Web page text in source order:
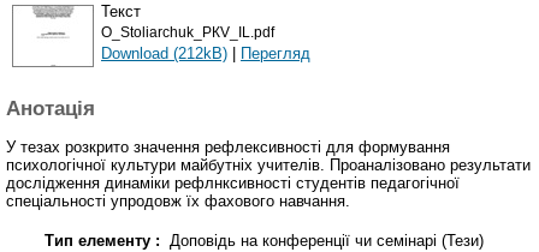
Текст
O_Stoliarchuk_PКV_IL.pdf
Download (212kB) | Перегляд
Анотація
У тезах розкрито значення рефлексивності для формування
психологічної культури майбутніх учителів. Проаналізовано результати
дослідження динаміки рефлнксивності студентів педагогічної
спеціальності упродовж їх фахового навчання.
Тип елементу : Доповідь на конференції чи семінарі (Тези)